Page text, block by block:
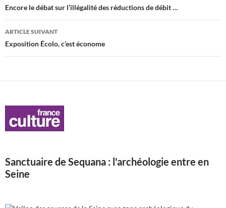
des
articles
Encore le débat sur l’illégalité des réductions de débit …
ARTICLE SUIVANT
Exposition Écolo, c’est économe
Sanctuaire de Sequana : l'archéologie entre en
Seine